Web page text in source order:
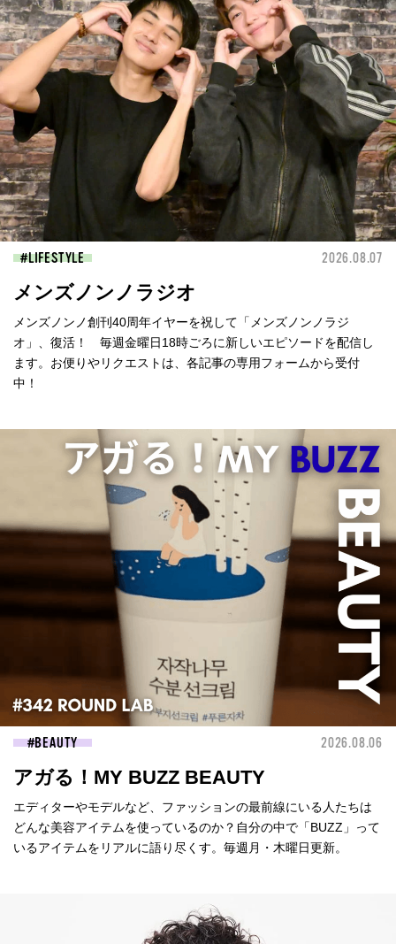
LIFESTYLE 2026.08.07
メンズノンノラジオ
メンズノンノ創刊40周年イヤーを祝して「メンズノンノラジ
オ」、復活！ 毎週金曜日18時ごろに新しいエピソードを配信し
ます。お便りやリクエストは、各記事の専用フォームから受付
中！
BEAUTY 2026.08.06
アガる！MY BUZZ BEAUTY
エディターやモデルなど、ファッションの最前線にいる人たちは
どんな美容アイテムを使っているのか？自分の中で「BUZZ」って
いるアイテムをリアルに語り尽くす。毎週月・木曜日更新。